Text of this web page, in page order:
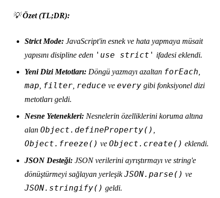
💡Özet (TL;DR):
Strict Mode: JavaScript'in esnek ve hata yapmaya müsait
yapısını disipline eden 'use strict' ifadesi eklendi.
Yeni Dizi Metotları: Döngü yazmayı azaltan forEach
map filter reduce ve every gibi fonksiyonel dizi
metotları geldi.
Nesne Yetenekleri: Nesnelerin özelliklerini koruma altına
alan Object.defineProperty()
Object.freeze() ve Object.create() eklendi.
JSON Desteği: JSON verilerini ayrıştırmayı ve string'e
dönüştürmeyi sağlayan yerleşikJSON.parse() ve
JSON.stringify() geldi.